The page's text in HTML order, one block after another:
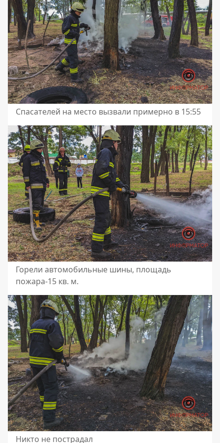
Спасателей на место вызвали примерно в 15:55
Горели автомобильные шины, площадь
пожара-15 кв. м.
Никто не пострадал